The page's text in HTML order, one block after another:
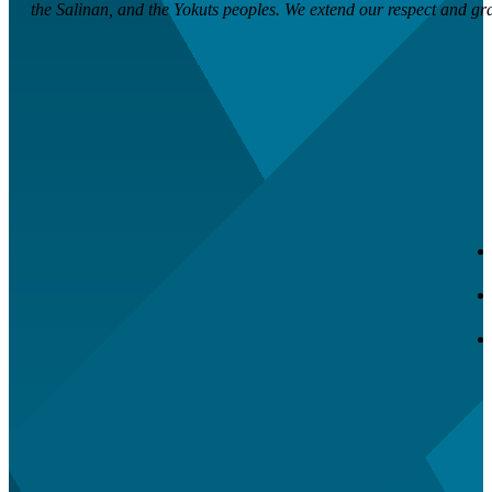
the Salinan, and the Yokuts peoples. We extend our respect and